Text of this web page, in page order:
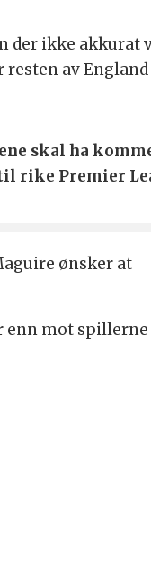
der ikke akkurat
av England
skal ha
rike Premier
ønsker at
enn mot spillerne